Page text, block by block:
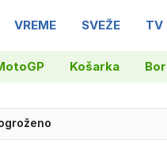
VREME SVEŽE TV
Košarka